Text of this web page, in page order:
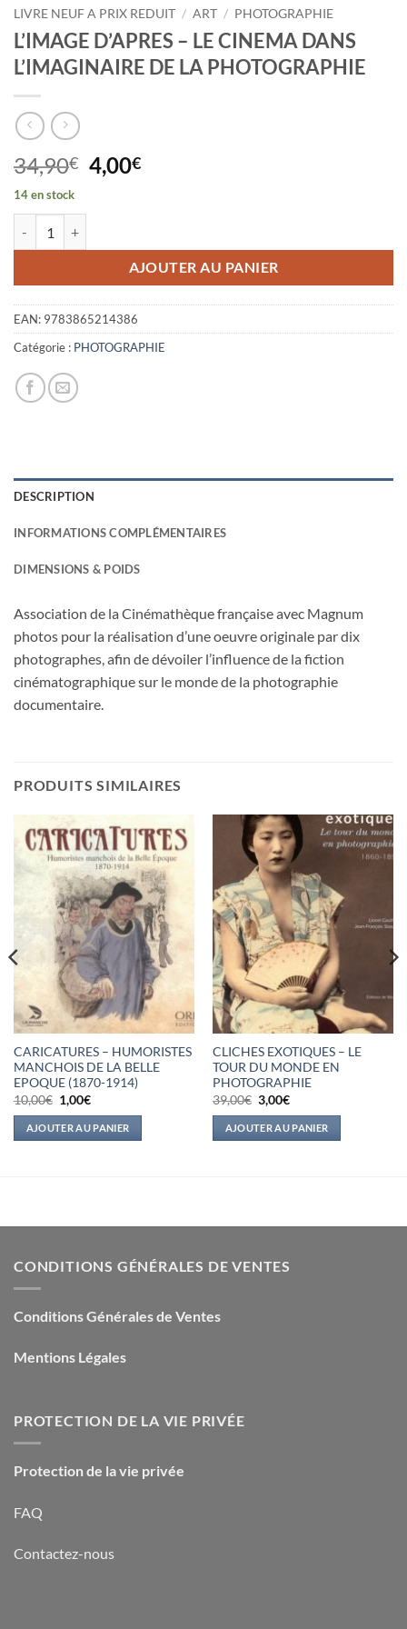
LIVRE NEUF A PRIX REDUIT / ART / PHOTOGRAPHIE
L’IMAGE D’APRES – LE CINEMA DANS
L’IMAGINAIRE DE LA PHOTOGRAPHIE
34,90€ Le
prix
34,90€.
4,00€Le
4,00€.
14 en stock
AJOUTER AU PANIER
EAN: 9783865214386
Catégorie : PHOTOGRAPHIE
DESCRIPTION
INFORMATIONS COMPLÉMENTAIRES
DIMENSIONS & POIDS
Association de la Cinémathèque française avec Magnum
photos pour la réalisation d’une oeuvre originale par dix
photographes, afin de dévoiler l’influence de la fiction
cinématographique sur le monde de la photographie
documentaire.
PRODUITS SIMILAIRES
CARICATURES – HUMORISTES
MANCHOIS DE LA BELLE
EPOQUE (1870-1914)
10,00€ Le
prix
initial
était :
10,00€.
1,00€Le
actuel
est :
1,00€.
AJOUTER AU PANIER
CLICHES EXOTIQUES – LE
TOUR DU MONDE EN
PHOTOGRAPHIE
39,00€ Le
prix
initial
était :
39,00€.
3,00€Le
actuel
est :
3,00€.
AJOUTER AU PANIER
CONDITIONS GÉNÉRALES DE VENTES
Conditions Générales de Ventes
Mentions Légales
PROTECTION DE LA VIE PRIVÉE
Protection de la vie privée
FAQ
Contactez-nous